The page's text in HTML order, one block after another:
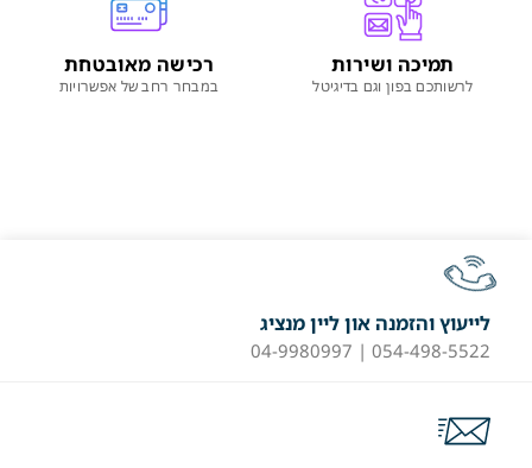
תמיכה ושירות
לרשותכם בפון וגם בדיגיטל
רכישה מאובטחת
במבחר רחב של אפשרויות
לייעוץ והזמנה און ליין מנציג
054-498-5522 | 04-9980997